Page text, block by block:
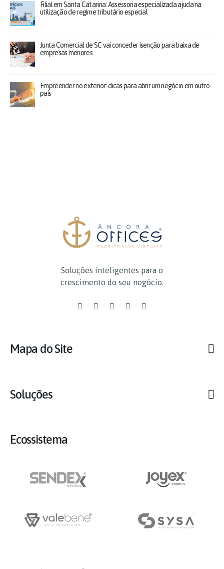
Filial em Santa Catarina: Assessoria especializada ajuda na
utilização de regime tributário especial
Junta Comercial de SC vai conceder isenção para baixa de
empresas menores
Empreender no exterior: dicas para abrir um negócio em outro
país
Soluções inteligentes para o
crescimento do seu negócio.
Mapa do Site
Soluções
Ecossistema